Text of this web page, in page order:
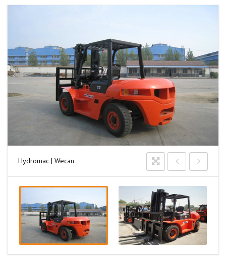
Hydromac | Wecan